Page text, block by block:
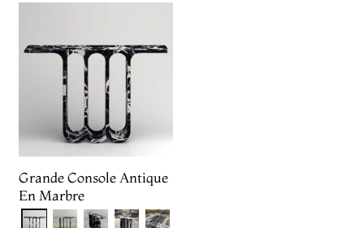
Grande Console Antique
En Marbre